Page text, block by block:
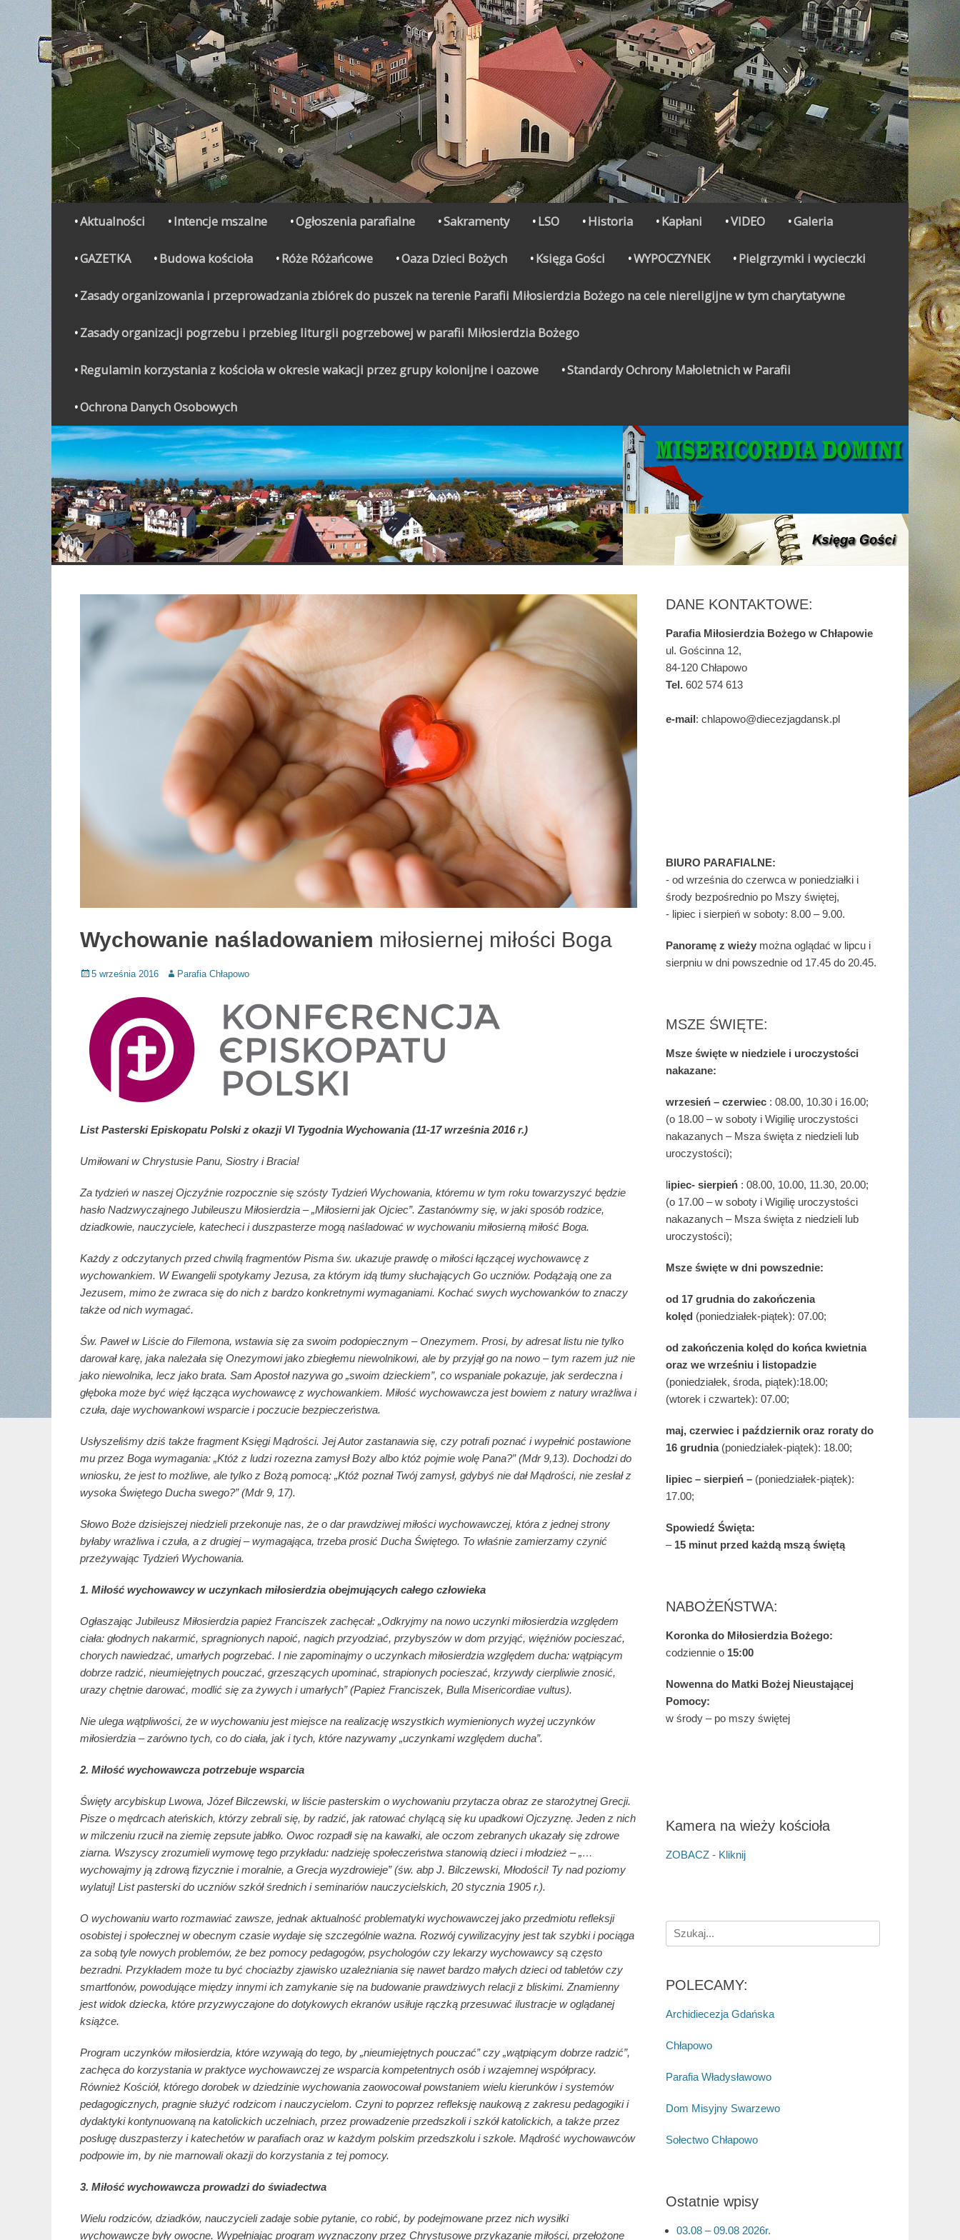
Secondary Menu
Aktualności Intencje mszalne Ogłoszenia parafialne Sakramenty LSO Historia Kapłani VIDEO Galeria
GAZETKA Budowa kościoła Róże Różańcowe Oaza Dzieci Bożych Księga Gości WYPOCZYNEK Pielgrzymki i wycieczki
Zasady organizowania i przeprowadzania zbiórek do puszek na terenie Parafii Miłosierdzia Bożego na cele niereligijne w tym charytatywne
Zasady organizacji pogrzebu i przebieg liturgii pogrzebowej w parafii Miłosierdzia Bożego
Regulamin korzystania z kościoła w okresie wakacji przez grupy kolonijne i oazowe Standardy Ochrony Małoletnich w Parafii
Ochrona Danych Osobowych
WYPOCZYNEK
Gazetka Parafialna
Wychowanie naśladowaniem miłosiernej miłości Boga
Posted
5 września 2016 Author
Parafia Chłapowo
List Pasterski Episkopatu Polski z okazji VI Tygodnia Wychowania (11-17 września 2016 r.)
Umiłowani w Chrystusie Panu, Siostry i Bracia!
Za tydzień w naszej Ojczyźnie rozpocznie się szósty Tydzień Wychowania, któremu w tym roku towarzyszyć będzie
hasło Nadzwyczajnego Jubileuszu Miłosierdzia – „Miłosierni jak Ojciec”. Zastanówmy się, w jaki sposób rodzice,
dziadkowie, nauczyciele, katecheci i duszpasterze mogą naśladować w wychowaniu miłosierną miłość Boga.
Każdy z odczytanych przed chwilą fragmentów Pisma św. ukazuje prawdę o miłości łączącej wychowawcę z
wychowankiem. W Ewangelii spotykamy Jezusa, za którym idą tłumy słuchających Go uczniów. Podążają one za
Jezusem, mimo że zwraca się do nich z bardzo konkretnymi wymaganiami. Kochać swych wychowanków to znaczy
także od nich wymagać.
Św. Paweł w Liście do Filemona, wstawia się za swoim podopiecznym – Onezymem. Prosi, by adresat listu nie tylko
darował karę, jaka należała się Onezymowi jako zbiegłemu niewolnikowi, ale by przyjął go na nowo – tym razem już nie
jako niewolnika, lecz jako brata. Sam Apostoł nazywa go „swoim dzieckiem”, co wspaniale pokazuje, jak serdeczna i
głęboka może być więź łącząca wychowawcę z wychowankiem. Miłość wychowawcza jest bowiem z natury wrażliwa i
czuła, daje wychowankowi wsparcie i poczucie bezpieczeństwa.
Usłyszeliśmy dziś także fragment Księgi Mądrości. Jej Autor zastanawia się, czy potrafi poznać i wypełnić postawione
mu przez Boga wymagania: „Któż z ludzi rozezna zamysł Boży albo któż pojmie wolę Pana?” (Mdr 9,13). Dochodzi do
wniosku, że jest to możliwe, ale tylko z Bożą pomocą: „Któż poznał Twój zamysł, gdybyś nie dał Mądrości, nie zesłał z
wysoka Świętego Ducha swego?” (Mdr 9, 17).
Słowo Boże dzisiejszej niedzieli przekonuje nas, że o dar prawdziwej miłości wychowawczej, która z jednej strony
byłaby wrażliwa i czuła, a z drugiej – wymagająca, trzeba prosić Ducha Świętego. To właśnie zamierzamy czynić
przeżywając Tydzień Wychowania.
1. Miłość wychowawcy w uczynkach miłosierdzia obejmujących całego człowieka
Ogłaszając Jubileusz Miłosierdzia papież Franciszek zachęcał: „Odkryjmy na nowo uczynki miłosierdzia względem
ciała: głodnych nakarmić, spragnionych napoić, nagich przyodziać, przybyszów w dom przyjąć, więźniów pocieszać,
chorych nawiedzać, umarłych pogrzebać. I nie zapominajmy o uczynkach miłosierdzia względem ducha: wątpiącym
dobrze radzić, nieumiejętnych pouczać, grzeszących upominać, strapionych pocieszać, krzywdy cierpliwie znosić,
urazy chętnie darować, modlić się za żywych i umarłych” (Papież Franciszek, Bulla Misericordiae vultus).
Nie ulega wątpliwości, że w wychowaniu jest miejsce na realizację wszystkich wymienionych wyżej uczynków
miłosierdzia – zarówno tych, co do ciała, jak i tych, które nazywamy „uczynkami względem ducha”.
2. Miłość wychowawcza potrzebuje wsparcia
Święty arcybiskup Lwowa, Józef Bilczewski, w liście pasterskim o wychowaniu przytacza obraz ze starożytnej Grecji.
Pisze o mędrcach ateńskich, którzy zebrali się, by radzić, jak ratować chylącą się ku upadkowi Ojczyznę. Jeden z nich
w milczeniu rzucił na ziemię zepsute jabłko. Owoc rozpadł się na kawałki, ale oczom zebranych ukazały się zdrowe
ziarna. Wszyscy zrozumieli wymowę tego przykładu: nadzieję społeczeństwa stanowią dzieci i młodzież – „…
wychowajmy ją zdrową fizycznie i moralnie, a Grecja wyzdrowieje” (św. abp J. Bilczewski, Młodości! Ty nad poziomy
wylatuj! List pasterski do uczniów szkół średnich i seminariów nauczycielskich, 20 stycznia 1905 r.).
O wychowaniu warto rozmawiać zawsze, jednak aktualność problematyki wychowawczej jako przedmiotu refleksji
osobistej i społecznej w obecnym czasie wydaje się szczególnie ważna. Rozwój cywilizacyjny jest tak szybki i pociąga
za sobą tyle nowych problemów, że bez pomocy pedagogów, psychologów czy lekarzy wychowawcy są często
bezradni. Przykładem może tu być chociażby zjawisko uzależniania się nawet bardzo małych dzieci od tabletów czy
smartfonów, powodujące między innymi ich zamykanie się na budowanie prawdziwych relacji z bliskimi. Znamienny
jest widok dziecka, które przyzwyczajone do dotykowych ekranów usiłuje rączką przesuwać ilustracje w oglądanej
książce.
Program uczynków miłosierdzia, które wzywają do tego, by „nieumiejętnych pouczać” czy „wątpiącym dobrze radzić”,
zachęca do korzystania w praktyce wychowawczej ze wsparcia kompetentnych osób i wzajemnej współpracy.
Również Kościół, którego dorobek w dziedzinie wychowania zaowocował powstaniem wielu kierunków i systemów
pedagogicznych, pragnie służyć rodzicom i nauczycielom. Czyni to poprzez refleksję naukową z zakresu pedagogiki i
dydaktyki kontynuowaną na katolickich uczelniach, przez prowadzenie przedszkoli i szkół katolickich, a także przez
posługę duszpasterzy i katechetów w parafiach oraz w każdym polskim przedszkolu i szkole. Mądrość wychowawców
podpowie im, by nie marnowali okazji do korzystania z tej pomocy.
3. Miłość wychowawcza prowadzi do świadectwa
Wielu rodziców, dziadków, nauczycieli zadaje sobie pytanie, co robić, by podejmowane przez nich wysiłki
wychowawcze były owocne. Wypełniając program wyznaczony przez Chrystusowe przykazanie miłości, przełożone
DANE KONTAKTOWE:
Parafia Miłosierdzia Bożego w Chłapowie
ul. Gościnna 12,
84-120 Chłapowo
Tel. 602 574 613
e-mail: chlapowo@diecezjagdansk.pl
BIURO PARAFIALNE:
- od września do czerwca w poniedziałki i
środy bezpośrednio po Mszy świętej,
- lipiec i sierpień w soboty: 8.00 – 9.00.
Panoramę z wieży można oglądać w lipcu i
sierpniu w dni powszednie od 17.45 do 20.45.
MSZE ŚWIĘTE:
Msze święte w niedziele i uroczystości
nakazane:
wrzesień – czerwiec : 08.00, 10.30 i 16.00;
(o 18.00 – w soboty i Wigilię uroczystości
nakazanych – Msza święta z niedzieli lub
uroczystości);
lipiec- sierpień : 08.00, 10.00, 11.30, 20.00;
(o 17.00 – w soboty i Wigilię uroczystości
nakazanych – Msza święta z niedzieli lub
uroczystości);
Msze święte w dni powszednie:
od 17 grudniado zakończenia
kolęd (poniedziałek-piątek): 07.00;
od zakończenia kolęd do końca kwietnia
oraz we wrześniu i listopadzie
(poniedziałek, środa, piątek):18.00;
(wtorek i czwartek): 07.00;
maj, czerwiec i październik oraz roraty do
16 grudnia (poniedziałek-piątek): 18.00;
lipiec – sierpień – (poniedziałek-piątek):
17.00;
Spowiedź Święta:
– 15 minut przed każdą mszą świętą
NABOŻEŃSTWA:
Koronka do Miłosierdzia Bożego:
codziennie o 15:00
Nowenna do Matki Bożej Nieustającej
Pomocy:
w środy – po mszy świętej
Kamera na wieży kościoła
ZOBACZ - Kliknij
Search
for:
POLECAMY:
Archidiecezja Gdańska
Chłapowo
Parafia Władysławowo
Dom Misyjny Swarzewo
Sołectwo Chłapowo
Ostatnie wpisy
03.08 – 09.08 2026r.